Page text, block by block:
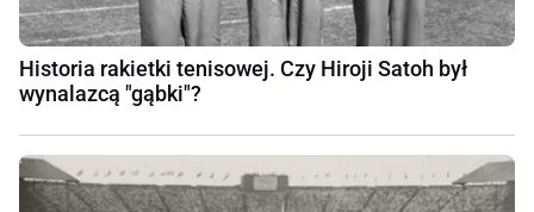
Historia rakietki tenisowej. Czy Hiroji Satoh był
wynalazcą "gąbki"?